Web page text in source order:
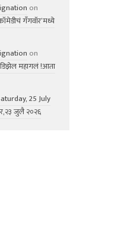
on
गॅंगवॉर’मध्ये
on
महागलं !आता
25 July
जुलै २०२६